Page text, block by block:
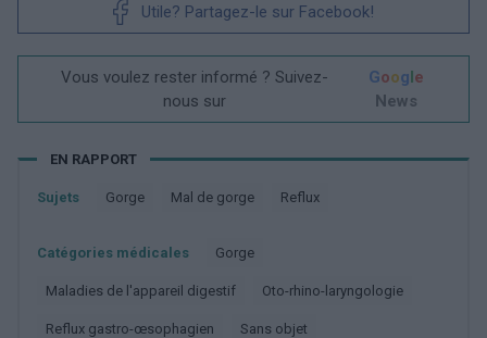
Utile? Partagez-le sur Facebook!
Vous voulez rester informé ? Suivez-
nous sur
Google
News
EN RAPPORT
Sujets Gorge Mal de gorge Reflux
Catégories médicales Gorge
Maladies de l'appareil digestif Oto-rhino-laryngologie
Reflux gastro-œsophagien Sans objet